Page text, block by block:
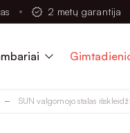
2 metų garantija
SUN valgomojo stalas